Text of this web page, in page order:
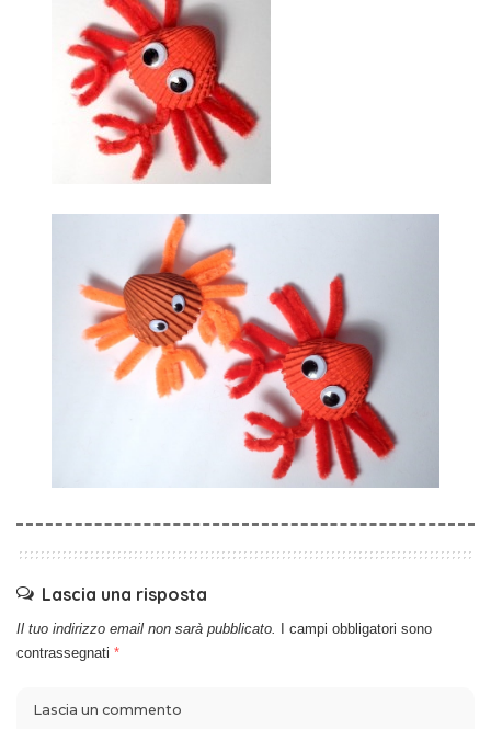
Lascia una risposta
Il tuo indirizzo email non sarà pubblicato.
I campi obbligatori sono
contrassegnati *